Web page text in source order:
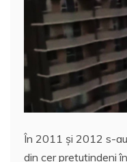
e
b
o
o
k
er l
În 2011 şi 2012 s-
din cer pretutindeni